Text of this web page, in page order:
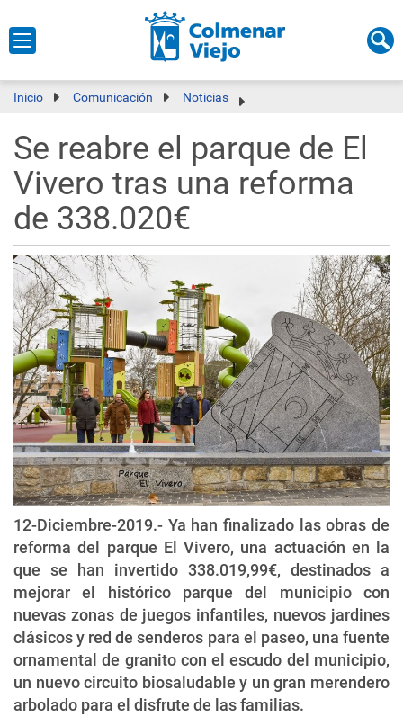
Inicio Comunicación Noticias
Se reabre el parque de El
Vivero tras una reforma
de 338.020€
12-Diciembre-2019.- Ya han finalizado las obras de
reforma del parque El Vivero, una actuación en la
que se han invertido 338.019,99€, destinados a
mejorar el histórico parque del municipio con
nuevas zonas de juegos infantiles, nuevos jardines
clásicos y red de senderos para el paseo, una fuente
ornamental de granito con el escudo del municipio,
un nuevo circuito biosaludable y un gran merendero
arbolado para el disfrute de las familias.